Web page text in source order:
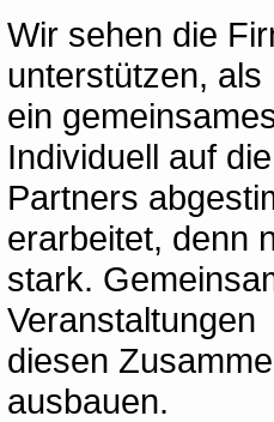
Wir sehen die
unterstützen, als
ein
Individuell auf
Partners
erarbeitet, denn
stark.
diesen
ausbauen.